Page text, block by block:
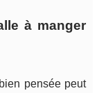
à manger
bien pensée peut